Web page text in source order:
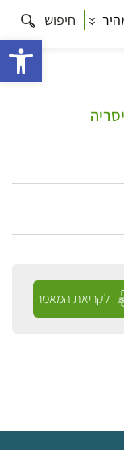
חיפוש
לקריאת המאמר